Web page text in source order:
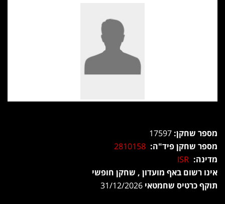
מספר שחקן:
מספר שחקן פיד"ה: 2810158
מדינה: ISR
אינו רשום באף מועדון , שחקן חופשי
תוקף כרטיס שחמטאי